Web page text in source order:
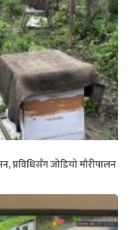
प्रविधिसँग जोडियो मौरीपालन